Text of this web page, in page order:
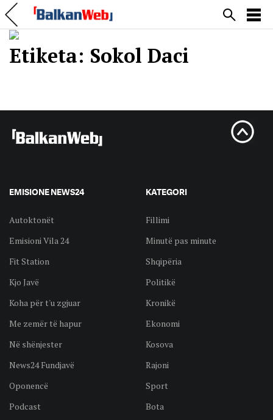
Etiketa: Sokol Daci
EMISIONE NEWS24
Autoktonët
Emisioni Vila 24
Fit Station
Kjo Javë
Koha për t'u zgjuar
Me zemër të hapur
Në shënjester
News24 Fundjavë
Oponencë
Podcast
KATEGORI
Fillimi
Minutë pas minute
Shqipëria
Politikë
Kronikë
Ekonomi
Kosova
Rajoni
Sport
Bota